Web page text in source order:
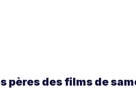
pères des films de